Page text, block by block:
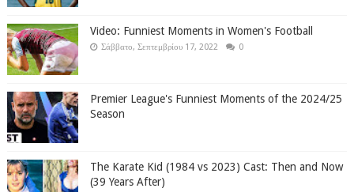
Video: Funniest Moments in Women's Football
Σάββατο, Σεπτεμβρίου 17, 2022 0
Premier League's Funniest Moments of the 2024/25
Season
The Karate Kid (1984 vs 2023) Cast: Then and Now
(39 Years After)